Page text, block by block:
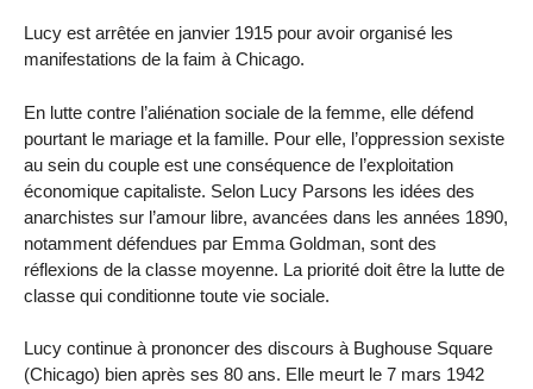
Lucy est arrêtée en janvier 1915 pour avoir organisé les
manifestations de la faim à Chicago.
En lutte contre l’aliénation sociale de la femme, elle défend
pourtant le mariage et la famille. Pour elle, l’oppression sexiste
au sein du couple est une conséquence de l’exploitation
économique capitaliste. Selon Lucy Parsons les idées des
anarchistes sur l’amour libre, avancées dans les années 1890,
notamment défendues par Emma Goldman, sont des
réflexions de la classe moyenne. La priorité doit être la lutte de
classe qui conditionne toute vie sociale.
Lucy continue à prononcer des discours à Bughouse Square
(Chicago) bien après ses 80 ans. Elle meurt le 7 mars 1942